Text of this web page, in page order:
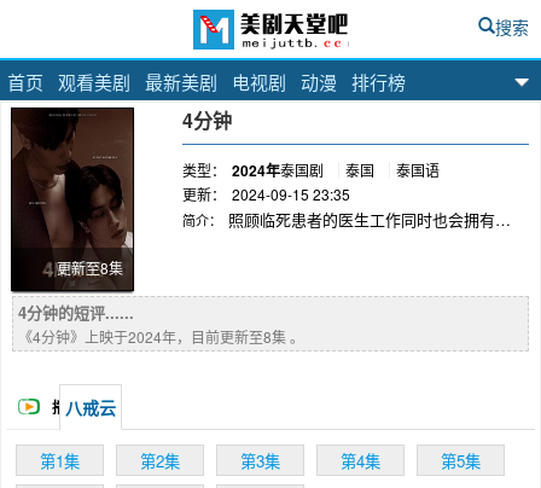
美剧天堂吧
首页 观看美剧 最新美剧 电视剧 动漫 排行榜
搜索
更新至8集
4分钟
类型： 2024年泰国剧 泰国
泰国语
更新：
2024-09-15 23:35
简介：
照顾临死患者的医生工作同时也会拥有病
4分钟的短评......
《4分钟》上映于2024年，目前更新至8集 。
播 八戒云
第1集 第2集 第3集 第4集
第5集